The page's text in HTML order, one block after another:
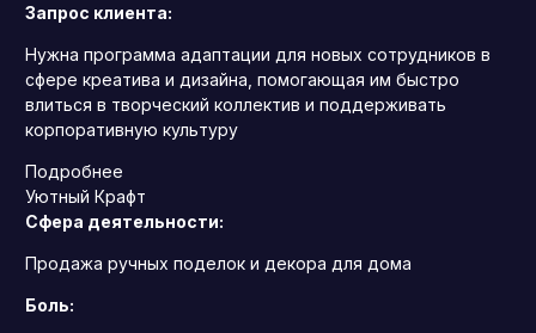
Запрос клиента:
Нужна программа адаптации для новых сотрудников в
сфере креатива и дизайна, помогающая им быстро
влиться в творческий коллектив и поддерживать
корпоративную культуру
Подробнее
Уютный Крафт
Сфера деятельности:
Продажа ручных поделок и декора для дома
Боль: